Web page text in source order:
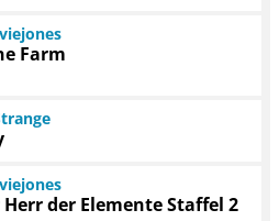
Farm
der Elemente Staffel 2